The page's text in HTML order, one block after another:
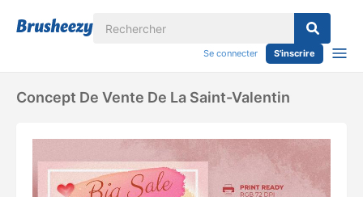
Se connecter S'inscrire
Concept De Vente De La Saint-Valentin